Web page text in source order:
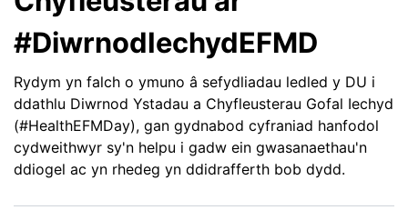
#DiwrnodIechydEFMD
Rydym yn falch o ymuno â sefydliadau ledled y DU i
ddathlu Diwrnod Ystadau a Chyfleusterau Gofal Iechyd
(#HealthEFMDay), gan gydnabod cyfraniad hanfodol
cydweithwyr sy'n helpu i gadw ein gwasanaethau'n
ddiogel ac yn rhedeg yn ddidrafferth bob dydd.